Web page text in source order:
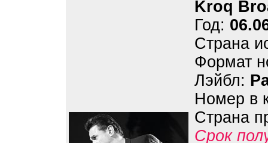
Kroq
Год:
Страна
Формат
Лэйбл:
Номер в
Страна
Срок